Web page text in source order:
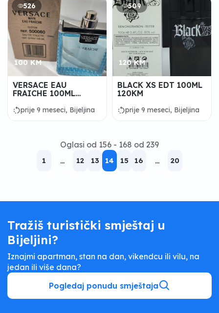
526
100 KM
VERSACE EAU
FRAICHE 100ML
rotate_leftprije 9 meseci, Bijeljina
509
120 KM
BLACK XS EDT 100ML
120KM
rotate_leftprije 9 meseci, Bijeljina
Oglasi od 156 - 168 od 239
1 ... 12 13 14 15 16 ... 20
Tražiš turistički smještaj u
Bijeljini?
Iznajmi apartman, stan na dan, vikendcu ili vilu, na
jedan ili više dana?
Pogledaj ponudu smještaja